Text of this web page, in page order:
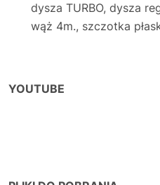
dysza TURBO, dysza
wąż 4m., szczotka
YOUTUBE